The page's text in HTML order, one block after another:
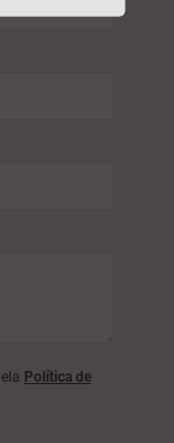
Política de